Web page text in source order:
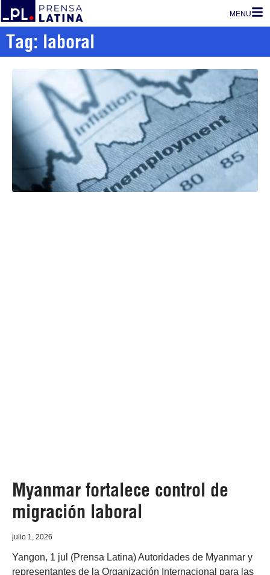
MENU
Tag: laboral
Myanmar fortalece control de
migración laboral
julio 1, 2026
Yangon, 1 jul (Prensa Latina) Autoridades de Myanmar y
representantes de la Organización Internacional para las